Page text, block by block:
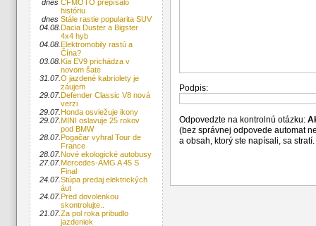
dnes CFMOTO prepísalo
históriu
dnes Stále rastie popularita SUV
04.08.Dacia Duster a Bigster
4x4 hyb
04.08.Elektromobily rastú a
Čína?
03.08.Kia EV9 prichádza v
novom šate
31.07.O jazdené kabriolety je
záujem
29.07.Defender Classic V8 nová
verzi
29.07.Honda osviežuje ikony
29.07.MINI oslavuje 25 rokov
pod BMW
28.07.Pogačar vyhral Tour de
France
28.07.Nové ekologické autobusy
27.07.Mercedes-AMG A 45 S
Final
24.07.Stúpa predaj elektrických
áut
24.07.Pred dovolenkou
skontrolujte..
21.07.Za pol roka pribudlo
jazdeniek
Podpis:
Odpovedzte na kontrolnú otázku:
(bez správnej odpovede automat
a obsah, ktorý ste napísali, sa